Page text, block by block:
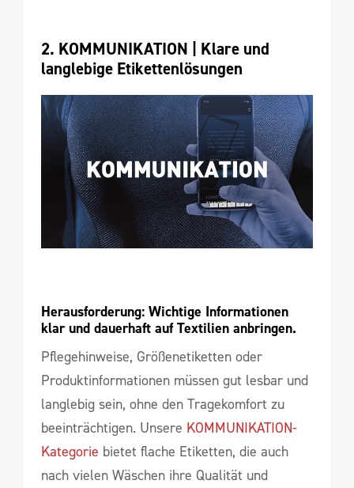
2. KOMMUNIKATION | Klare und
langlebige Etikettenlösungen
Herausforderung: Wichtige Informationen
klar und dauerhaft auf Textilien anbringen.
Pflegehinweise, Größenetiketten oder
Produktinformationen müssen gut lesbar und
langlebig sein, ohne den Tragekomfort zu
beeinträchtigen. Unsere KOMMUNIKATION-
Kategorie bietet flache Etiketten, die auch
nach vielen Wäschen ihre Qualität und